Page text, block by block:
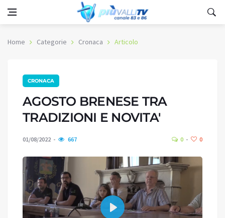
Home Categorie Cronaca Articolo
CRONACA
AGOSTO BRENESE TRA
TRADIZIONI E NOVITA'
01/08/2022 667 0 0